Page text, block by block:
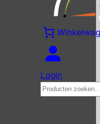
Login
Zoeken